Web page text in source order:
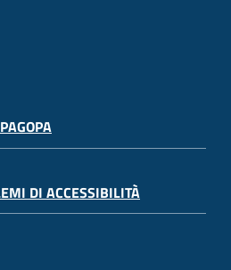
DI ACCESSIBILITÀ